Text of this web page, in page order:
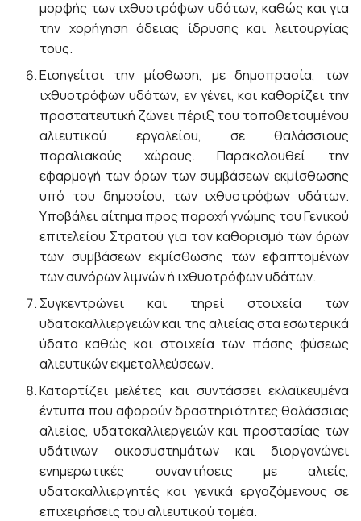
μορφής των ιχθυοτρόφων υδάτων, καθώς και για
την χορήγηση άδειας ίδρυσης και λειτουργίας
τους.
Εισηγείται την μίσθωση, με δημοπρασία, των
ιχθυοτρόφων υδάτων, εν γένει, και καθορίζει την
προστατευτική ζώνει πέριξ του τοποθετουμένου
αλιευτικού εργαλείου, σε θαλάσσιους
παραλιακούς χώρους. Παρακολουθεί την
εφαρμογή των όρων των συμβάσεων εκμίσθωσης
υπό του δημοσίου, των ιχθυοτρόφων υδάτων.
Υποβάλει αίτημα προς παροχή γνώμης του Γενικού
επιτελείου Στρατού για τον καθορισμό των όρων
των συμβάσεων εκμίσθωσης των εφαπτομένων
των συνόρων λιμνών ή ιχθυοτρόφων υδάτων.
Συγκεντρώνει και τηρεί στοιχεία των
υδατοκαλλιεργειών και της αλιείας στα εσωτερικά
ύδατα καθώς και στοιχεία των πάσης φύσεως
αλιευτικών εκμεταλλεύσεων.
Καταρτίζει μελέτες και συντάσσει εκλαϊκευμένα
έντυπα που αφορούν δραστηριότητες θαλάσσιας
αλιείας, υδατοκαλλιεργειών και προστασίας των
υδάτινων οικοσυστημάτων και διοργανώνει
ενημερωτικές συναντήσεις με αλιείς,
υδατοκαλλιεργητές και γενικά εργαζόμενους σε
επιχειρήσεις του αλιευτικού τομέα.